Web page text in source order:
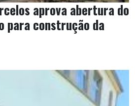
aprova abertura do
para construção da